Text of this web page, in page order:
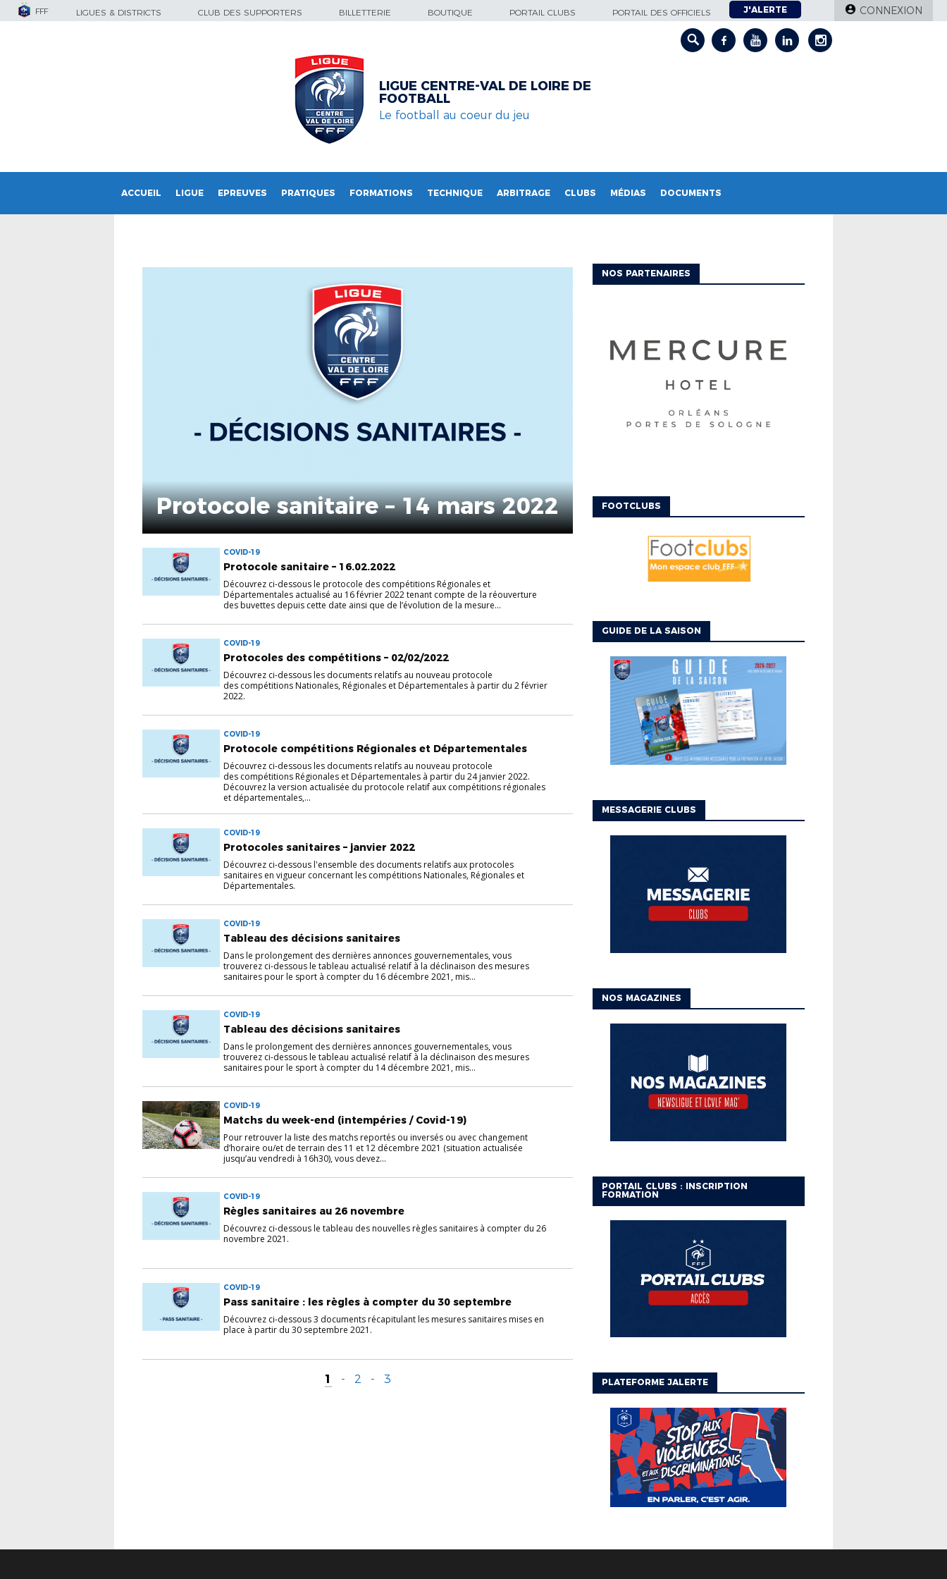
FFF LIGUES & DISTRICTS CLUB DES SUPPORTERS BILLETTERIE BOUTIQUE PORTAIL CLUBS PORTAIL DES OFFICIELS J'ALERTE CONNEXION
LIGUE CENTRE-VAL DE LOIRE DE
FOOTBALL
Le football au coeur du jeu
ACCUEIL LIGUE EPREUVES PRATIQUES FORMATIONS TECHNIQUE ARBITRAGE CLUBS MÉDIAS DOCUMENTS
Protocole sanitaire – 14 mars 2022
COVID-19
Protocole sanitaire – 16.02.2022
Découvrez ci-dessous le protocole des compétitions Régionales et
Départementales actualisé au 16 février 2022 tenant compte de la réouverture
des buvettes depuis cette date ainsi que de l’évolution de la mesure...
COVID-19
Protocoles des compétitions – 02/02/2022
Découvrez ci-dessous les documents relatifs au nouveau protocole
des compétitions Nationales, Régionales et Départementales à partir du 2 février
2022.
COVID-19
Protocole compétitions Régionales et Départementales
Découvrez ci-dessous les documents relatifs au nouveau protocole
des compétitions Régionales et Départementales à partir du 24 janvier 2022.
Découvrez la version actualisée du protocole relatif aux compétitions régionales
et départementales,...
COVID-19
Protocoles sanitaires – janvier 2022
Découvrez ci-dessous l'ensemble des documents relatifs aux protocoles
sanitaires en vigueur concernant les compétitions Nationales, Régionales et
Départementales.
COVID-19
Tableau des décisions sanitaires
Dans le prolongement des dernières annonces gouvernementales, vous
trouverez ci-dessous le tableau actualisé relatif à la déclinaison des mesures
sanitaires pour le sport à compter du 16 décembre 2021, mis...
COVID-19
Tableau des décisions sanitaires
Dans le prolongement des dernières annonces gouvernementales, vous
trouverez ci-dessous le tableau actualisé relatif à la déclinaison des mesures
sanitaires pour le sport à compter du 14 décembre 2021, mis...
COVID-19
Matchs du week-end (intempéries / Covid-19)
Pour retrouver la liste des matchs reportés ou inversés ou avec changement
d’horaire ou/et de terrain des 11 et 12 décembre 2021 (situation actualisée
jusqu’au vendredi à 16h30), vous devez...
COVID-19
Règles sanitaires au 26 novembre
Découvrez ci-dessous le tableau des nouvelles règles sanitaires à compter du 26
novembre 2021.
COVID-19
Pass sanitaire : les règles à compter du 30 septembre
Découvrez ci-dessous 3 documents récapitulant les mesures sanitaires mises en
place à partir du 30 septembre 2021.
1 - 2 - 3
NOS PARTENAIRES
FOOTCLUBS
GUIDE DE LA SAISON
MESSAGERIE CLUBS
NOS MAGAZINES
PORTAIL CLUBS : INSCRIPTION
FORMATION
PLATEFORME JALERTE